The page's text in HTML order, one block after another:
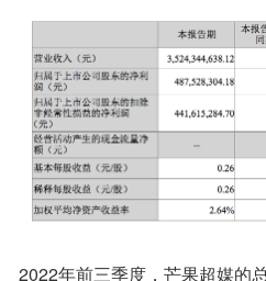
2022年前三季度，芒果超媒的